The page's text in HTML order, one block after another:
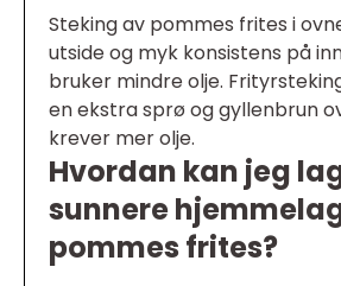
Steking av pommes frites i
utside og myk konsistens på
bruker mindre olje.
en ekstra sprø og gyllenbrun
krever mer olje.
Hvordan kan jeg
sunnere
pommes frites?